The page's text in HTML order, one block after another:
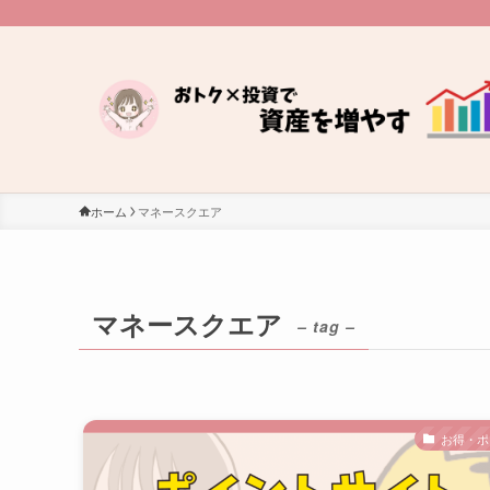
ホーム マネースクエア
マネースクエア – tag –
お得・